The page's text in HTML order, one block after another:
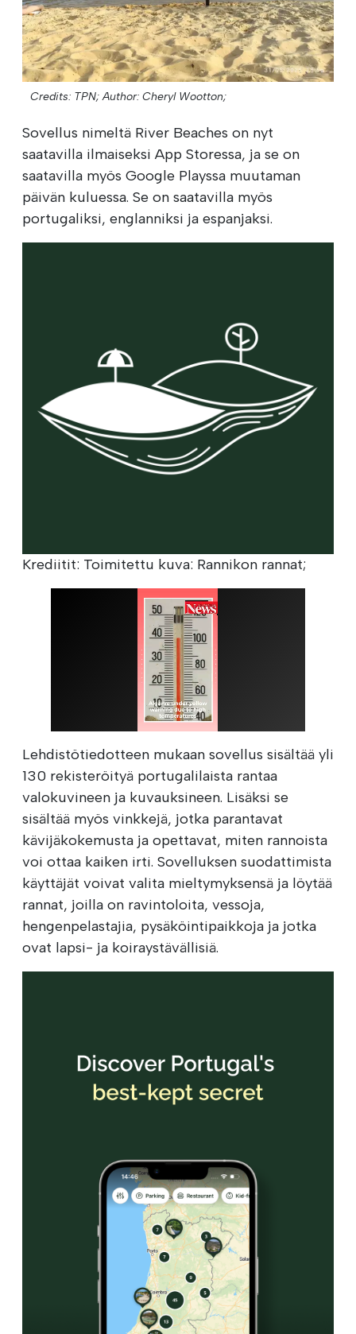
Credits: TPN; Author: Cheryl Wootton;
Sovellus nimeltä River Beaches on nyt
saatavilla ilmaiseksi App Storessa, ja se on
saatavilla myös Google Playssa muutaman
päivän kuluessa. Se on saatavilla myös
portugaliksi, englanniksi ja espanjaksi.
Krediitit: Toimitettu kuva: Rannikon rannat;
Lehdistötiedotteen mukaan sovellus sisältää yli
130 rekisteröityä portugalilaista rantaa
valokuvineen ja kuvauksineen. Lisäksi se
sisältää myös vinkkejä, jotka parantavat
kävijäkokemusta ja opettavat, miten rannoista
voi ottaa kaiken irti. Sovelluksen suodattimista
käyttäjät voivat valita mieltymyksensä ja löytää
rannat, joilla on ravintoloita, vessoja,
hengenpelastajia, pysäköintipaikkoja ja jotka
ovat lapsi- ja koiraystävällisiä.